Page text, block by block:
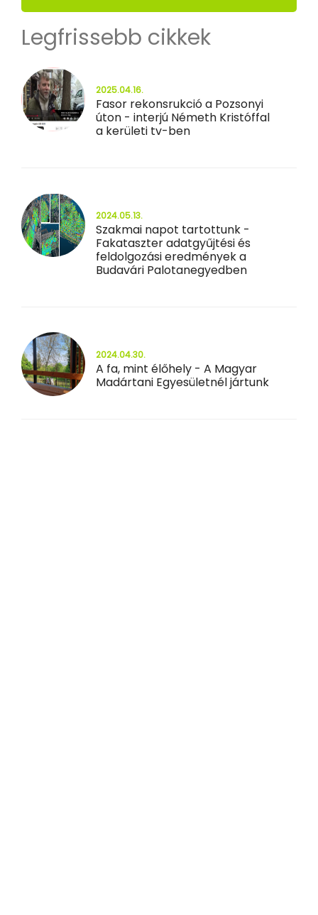
Legfrissebb cikkek
2025.04.16.
Fasor rekonsrukció a Pozsonyi
úton - interjú Németh Kristóffal
a kerületi tv-ben
2024.05.13.
Szakmai napot tartottunk -
Fakataszter adatgyűjtési és
feldolgozási eredmények a
Budavári Palotanegyedben
2024.04.30.
A fa, mint élőhely - A Magyar
Madártani Egyesületnél jártunk